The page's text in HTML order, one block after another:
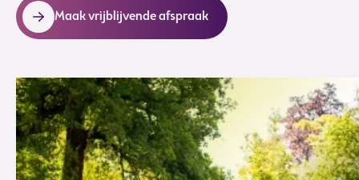
Maak vrijblijvende afspraak
Het regelen van een begrafenis vraagt om
keuzes die soms moeilijk zijn. U moet nadenken